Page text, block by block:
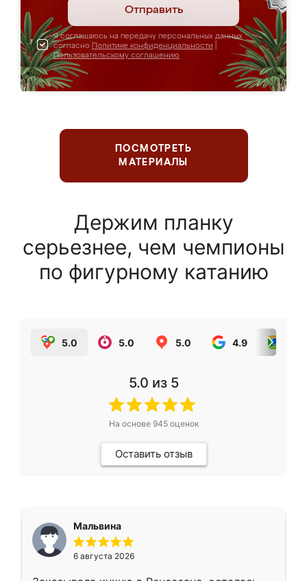
Отправить
Я соглашаюсь на передачу персональных данных
согласно Политике конфиденциальности
Пользовательскому соглашению
ПОСМОТРЕТЬ
МАТЕРИАЛЫ
Держим планку
серьезнее, чем чемпионы
по фигурному катанию
5.0 5.0 5.0 4.9
5.0 из 5
На основе 945оценок
Оставить отзыв
Мальвина
6 августа 2026